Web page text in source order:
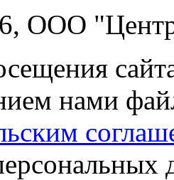
ООО "Центр
нами